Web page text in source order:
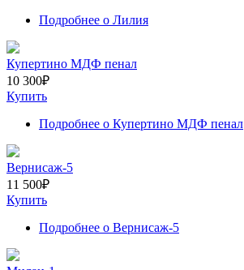
Подробнее о Лилия
Купертино МДФ пенал
10 300₽
Купить
Подробнее о Купертино МДФ пенал
Вернисаж-5
11 500₽
Купить
Подробнее о Вернисаж-5